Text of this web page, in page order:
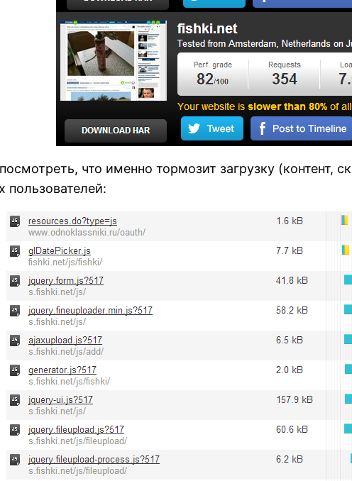
что именно тормозит загрузку (контент,